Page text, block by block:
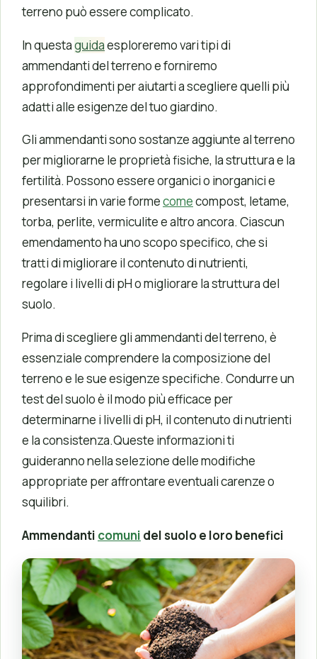
terreno può essere complicato.
In questaguidaesploreremo vari tipi di
ammendanti del terreno e forniremo
approfondimenti per aiutarti a scegliere quelli più
adatti alle esigenze del tuo giardino.
Gli ammendanti sono sostanze aggiunte al terreno
per migliorarne le proprietà fisiche, la struttura e la
fertilità. Possono essere organici o inorganici e
presentarsi in varie formecomecompost, letame,
torba, perlite, vermiculite e altro ancora. Ciascun
emendamento ha uno scopo specifico, che si
tratti di migliorare il contenuto di nutrienti,
regolare i livelli di pH o migliorare la struttura del
suolo.
Prima di scegliere gli ammendanti del terreno, è
essenziale comprendere la composizione del
terreno e le sue esigenze specifiche. Condurre un
test del suolo è il modo più efficace per
determinarne i livelli di pH, il contenuto di nutrienti
e la consistenza.Queste informazioni ti
guideranno nella selezione delle modifiche
appropriate per affrontare eventuali carenze o
squilibri.
Ammendanti comuni del suolo e loro benefici